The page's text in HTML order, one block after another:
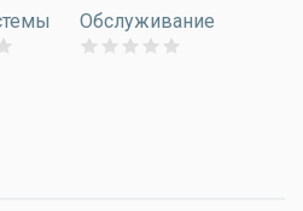
Обслуживание